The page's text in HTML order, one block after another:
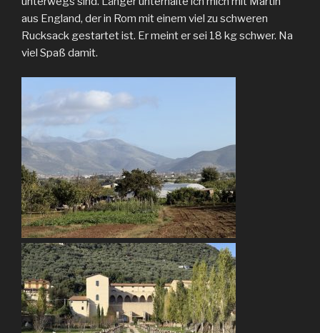
aus England, der in Rom mit einem viel zu schweren
Rucksack gestartet ist. Er meint er sei 18 kg schwer. Na
viel Spaß damit.